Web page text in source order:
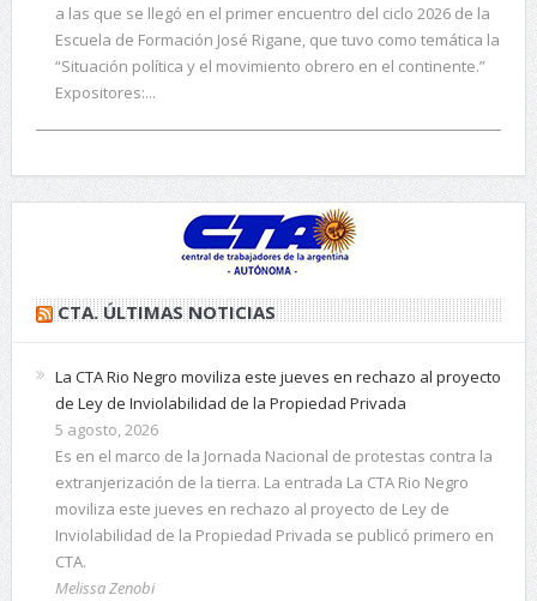
a las que se llegó en el primer encuentro del ciclo 2026 de la
Escuela de Formación José Rigane, que tuvo como temática la
“Situación política y el movimiento obrero en el continente.”
Expositores:...
CTA. ÚLTIMAS NOTICIAS
La CTA Rio Negro moviliza este jueves en rechazo al proyecto
de Ley de Inviolabilidad de la Propiedad Privada
5 agosto, 2026
Es en el marco de la Jornada Nacional de protestas contra la
extranjerización de la tierra. La entrada La CTA Rio Negro
moviliza este jueves en rechazo al proyecto de Ley de
Inviolabilidad de la Propiedad Privada se publicó primero en
CTA.
Melissa Zenobi